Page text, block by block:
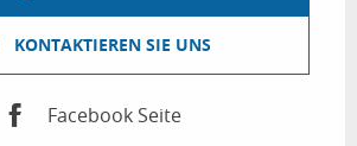
KONTAKTIEREN SIE UNS
Facebook Seite